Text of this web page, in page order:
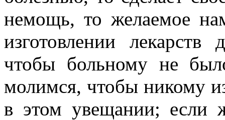
немощь, то желаемое
изготовлении
чтобы больному не
молимся, чтобы никому
в этом увещании; если